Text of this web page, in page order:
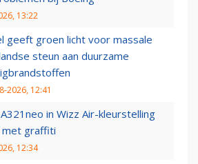
13:22
geeft groen licht voor massale
steun aan duurzame
2026, 12:41
in Wizz Air-kleurstelling
met graffiti
12:34